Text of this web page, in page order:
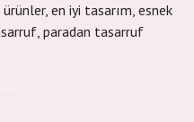
en iyi tasarım, esnek
paradan tasarruf